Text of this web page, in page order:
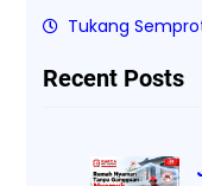
Tukang
Recent Posts